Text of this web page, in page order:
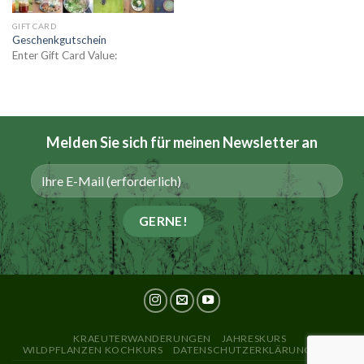
GIFT CARD
Geschenkgutschein
Enter Gift Card Value:
Melden Sie sich für meinen Newsletteran
KRAEUTERWANDERUNGEN
JAHRESKURS
WILDPFLANZEN KOCHKURS
DATENSCHUTZERKLÄRUNG